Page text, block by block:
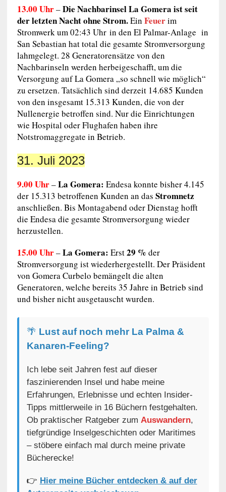
13.00 Uhr–Die Nachbarinsel La Gomera ist seit
der letzten Nacht ohne Strom.Ein Feuerim
Stromwerk um 02:43 Uhr in den El Palmar-Anlage in
San Sebastian hat total die gesamte Stromversorgung
lahmgelegt. 28 Generatorensätze von den
Nachbarinseln werden herbeigeschafft, um die
Versorgung auf La Gomera „so schnell wie möglich“
zu ersetzen. Tatsächlich sind derzeit 14.685 Kunden
von den insgesamt 15.313 Kunden, die von der
Nullenergie betroffen sind. Nur die Einrichtungen
wie Hospital oder Flughafen haben ihre
Notstromaggregate in Betrieb.
31. Juli 2023
9.00 Uhr–La Gomera: Endesa konnte bisher 4.145
der 15.313 betroffenen Kunden an das Stromnetz
anschließen. Bis Montagabend oder Dienstag hofft
die Endesa die gesamte Stromversorgung wieder
herzustellen.
15.00 Uhr–La Gomera: Erst29 % der
Stromversorgung ist wiederhergestellt. Der Präsident
von Gomera Curbelo bemängelt die alten
Generatoren, welche bereits 35 Jahre in Betrieb sind
und bisher nicht ausgetauscht wurden.
🌴 Lust auf noch mehr La Palma &
Kanaren-Feeling?
Ich lebe seit Jahren fest auf dieser
faszinierenden Insel und habe meine
Erfahrungen, Erlebnisse und echten Insider-
Tipps mittlerweile in 16 Büchern festgehalten.
Ob praktischer Ratgeber zum Auswandern,
tiefgründige Inselgeschichten oder Maritimes
– stöbere einfach mal durch meine private
Bücherecke!
👉 Hier meine Bücher entdecken & auf der